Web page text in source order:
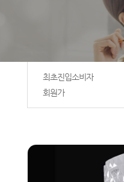
최초진입소비자
회원가